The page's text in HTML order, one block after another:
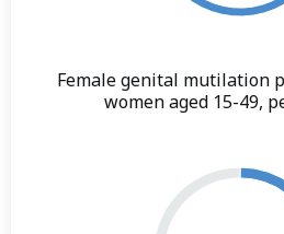
Female genital mutilation
women aged 15-49,